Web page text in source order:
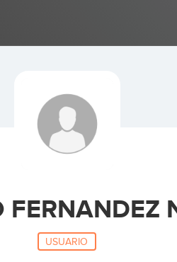
USUARIO